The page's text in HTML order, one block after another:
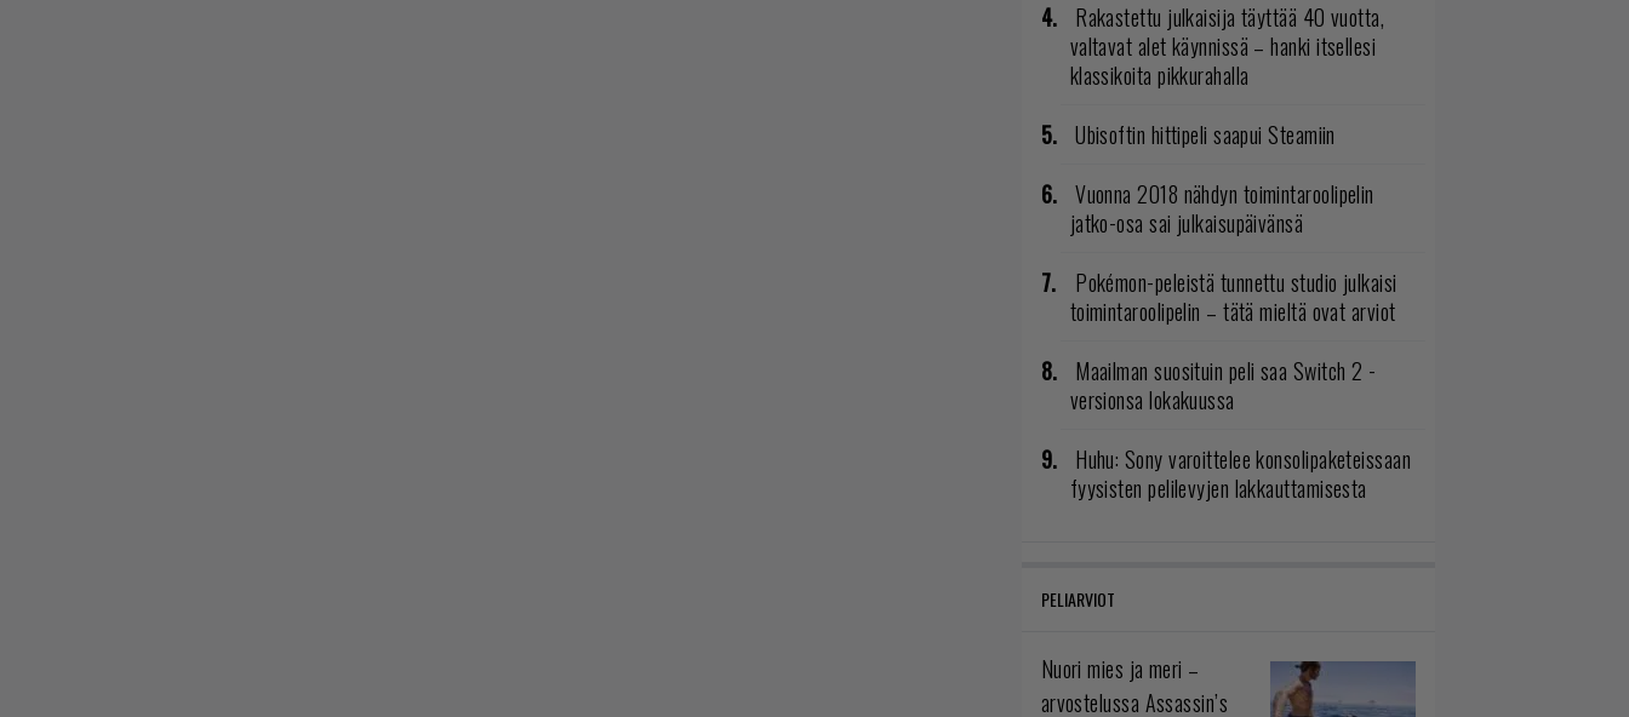
Rakastettu julkaisija täyttää 40 vuotta,
valtavat alet käynnissä – hanki itsellesi
klassikoita pikkurahalla
Ubisoftin hittipeli saapui Steamiin
Vuonna 2018 nähdyn toimintaroolipelin
jatko-osa sai julkaisupäivänsä
Pokémon-peleistä tunnettu studio julkaisi
toimintaroolipelin – tätä mieltä ovat arviot
Maailman suosituin peli saa Switch 2 -
versionsa lokakuussa
Huhu: Sony varoittelee konsolipaketeissaan
fyysisten pelilevyjen lakkauttamisesta
PELIARVIOT
Nuori mies ja meri –
arvostelussa Assassin’s